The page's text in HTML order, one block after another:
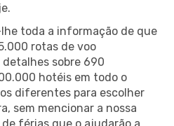
toda a informação de que
rotas de voo
sobre 690
hotéis em todo o
diferentes para escolher
sem mencionar a nossa